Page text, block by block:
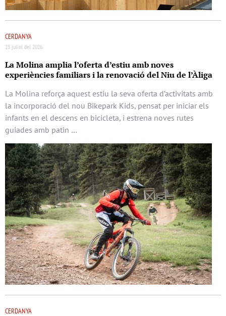
CERDANYA
23 juliol del 2026
La Molina amplia l’oferta d’estiu amb noves
experiències familiars i la renovació del Niu de l’Àliga
La Molina reforça aquest estiu la seva oferta d’activitats amb
la incorporació del nou Bikepark Kids, pensat per iniciar els
infants en el descens en bicicleta, i estrena noves rutes
guiades amb patin …
CERDANYA